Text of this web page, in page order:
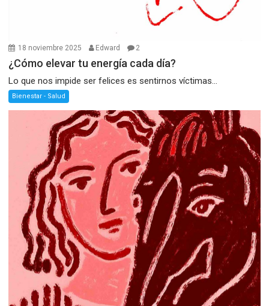
18 noviembre 2025 Edward 2
¿Cómo elevar tu energía cada día?
Lo que nos impide ser felices es sentirnos víctimas...
Bienestar - Salud